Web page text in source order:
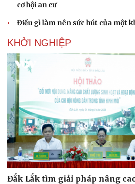
Cải chính
cơ hội an cư
Điều gì làm nên sức hút của một
KHỞI NGHIỆP
Đắk Lắk tìm giải pháp nâng